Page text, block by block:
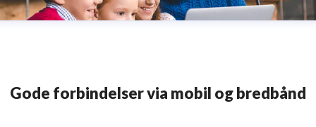
Gode forbindelser via mobil og bredbånd